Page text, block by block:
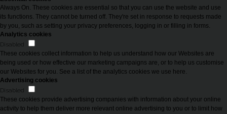
Always On. These cookies are essential so that you can use the website and use
its functions. They cannot be turned off. They're set in response to requests made
by you, such as setting your privacy preferences, logging in or filling in forms.
Analytics cookies
Disabled
These cookies collect information to help us understand how our Websites are
being used or how effective our marketing campaigns are, or to help us customise
our Websites for you. See a list of the analytics cookies we use here.
Advertising cookies
Disabled
These cookies provide advertising companies with information about your online
activity to help them deliver more relevant online advertising to you or to limit how